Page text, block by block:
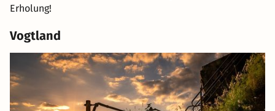
Erholung!
Vogtland